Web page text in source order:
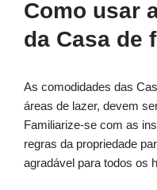
Como usar
da Casa de
As comodidades das
áreas de lazer, devem
Familiarize-se com as
regras da propriedade
agradável para todos os